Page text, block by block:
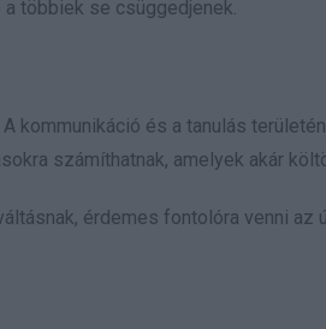
többiek se csüggedjenek.
kommunikáció és a tanulás
számíthatnak, amelyek akár
érdemes fontolóra venni az